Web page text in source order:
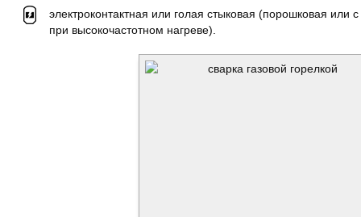
электроконтактная или голая стыковая (порошковая или
при высокочастотном нагреве).